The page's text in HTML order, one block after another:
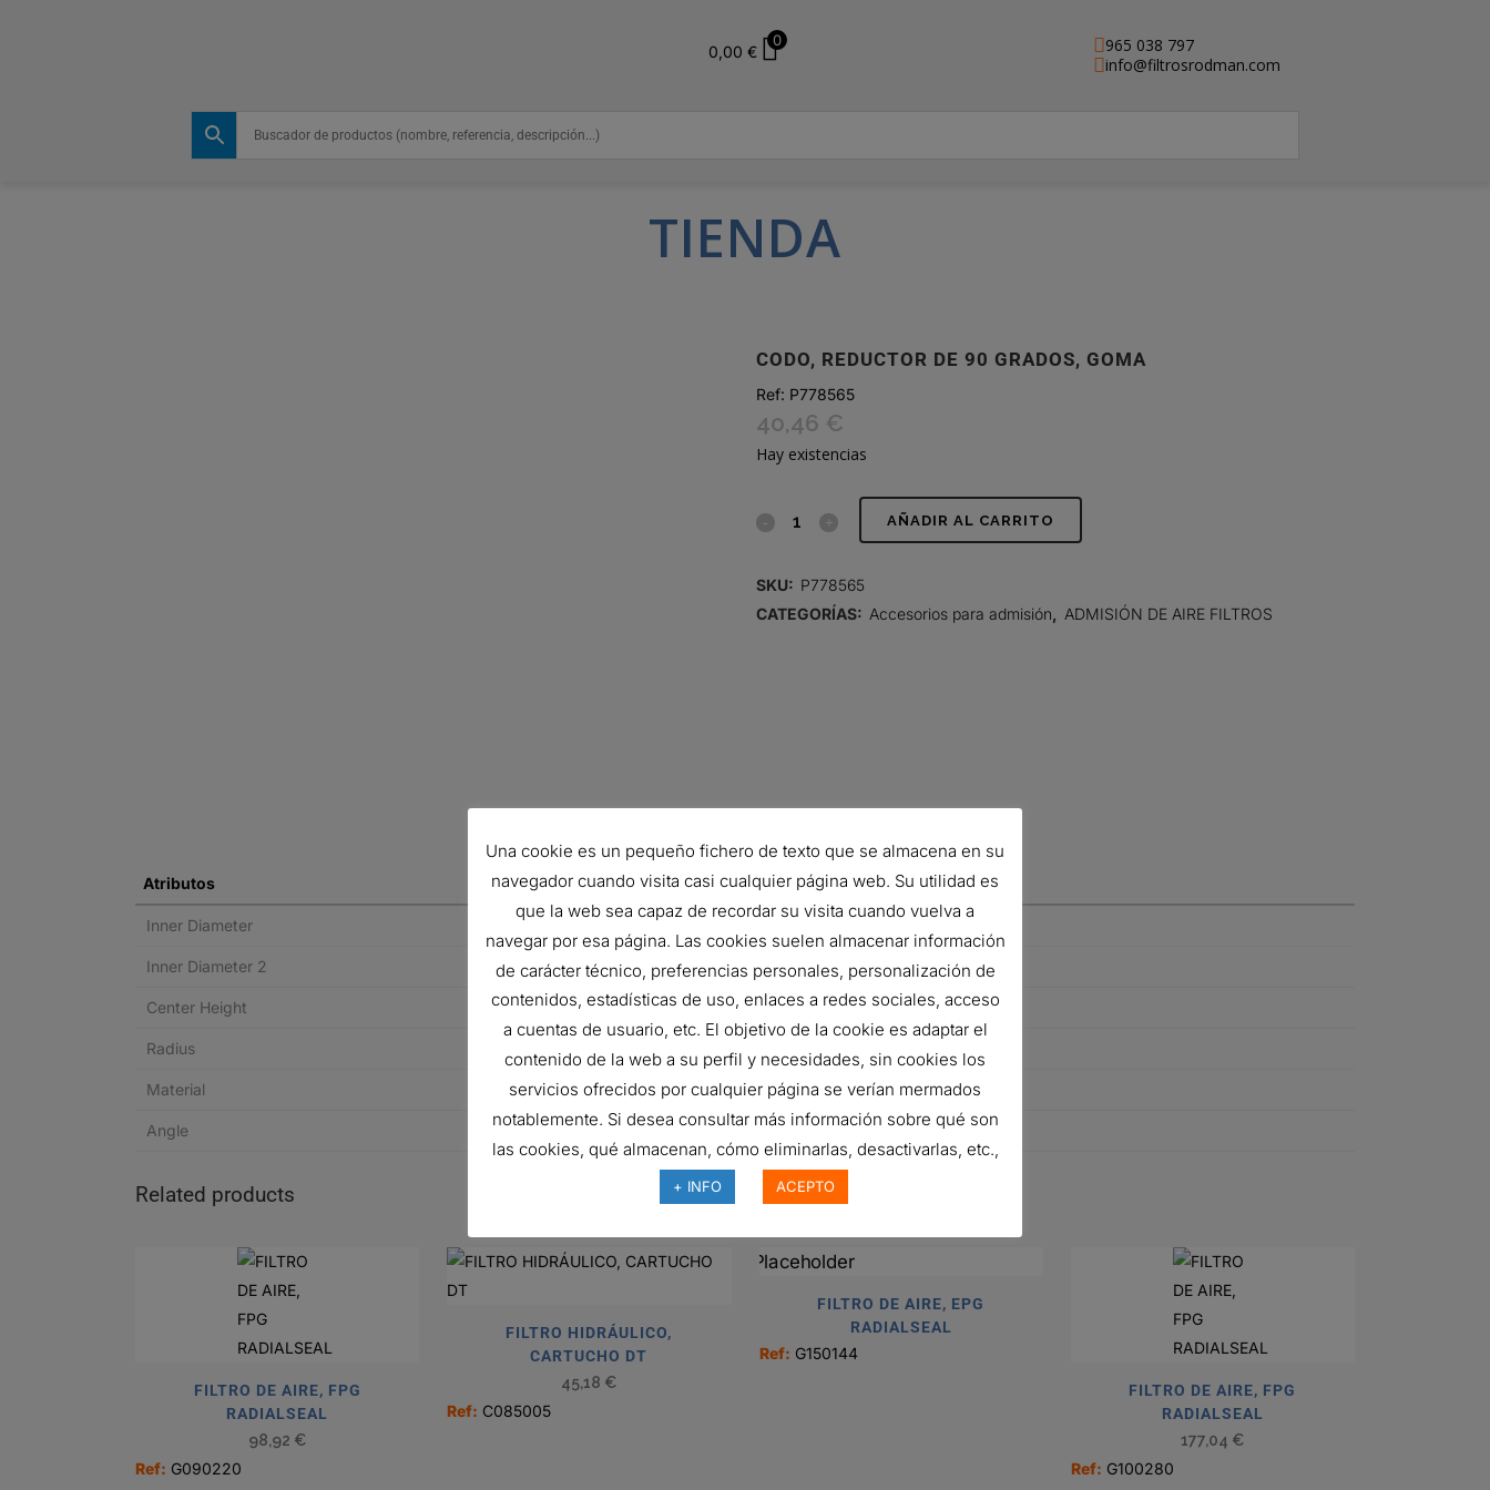
965 038 797
info@filtrosrodman.com
0,00 €
0
TIENDA
CODO, REDUCTOR DE 90 GRADOS, GOMA
Ref: P778565
40,46 €
Hay existencias
CODO, AÑADIR AL CARRITO
SKU: P778565
CATEGORÍAS: Accesorios para admisión ADMISIÓN DE AIRE FILTROS
Atributos
Inner Diameter
Inner Diameter 2 76 mm
Center Height 70 mm
Radius
Material Rubber
Angle 90 Degrees
Related products
FILTRO DE AIRE, FPG
RADIALSEAL
98,92 €
Ref: G090220
FILTRO HIDRÁULICO,
CARTUCHO DT
45,18 €
Ref: C085005
FILTRO DE AIRE, EPG
RADIALSEAL
Ref: G150144
FILTRO DE AIRE, FPG
RADIALSEAL
177,04 €
Ref: G100280
Una cookie es un pequeño fichero de texto que se almacena en su
navegador cuando visita casi cualquier página web. Su utilidad es
que la web sea capaz de recordar su visita cuando vuelva a
navegar por esa página. Las cookies suelen almacenar información
de carácter técnico, preferencias personales, personalización de
contenidos, estadísticas de uso, enlaces a redes sociales, acceso
a cuentas de usuario, etc. El objetivo de la cookie es adaptar el
contenido de la web a su perfil y necesidades, sin cookies los
servicios ofrecidos por cualquier página se verían mermados
notablemente. Si desea consultar más información sobre qué son
las cookies, qué almacenan, cómo eliminarlas, desactivarlas, etc.,
+ INFO ACEPTO